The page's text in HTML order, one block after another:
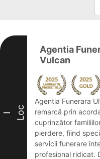
I Loc
Agentia
Vulcan
Agentia Funerara
remarcă prin
cuprinzător
pierdere, fiind
servicii funerare
profesional ridicat.